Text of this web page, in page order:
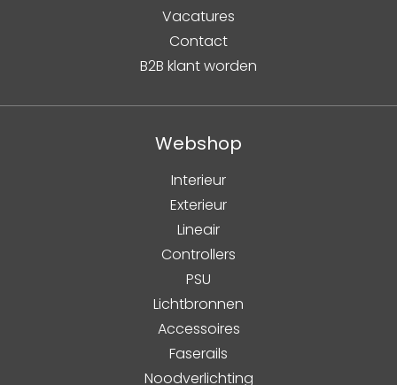
Vacatures
Contact
B2B klant worden
Webshop
Interieur
Exterieur
Lineair
Controllers
PSU
Lichtbronnen
Accessoires
Faserails
Noodverlichting